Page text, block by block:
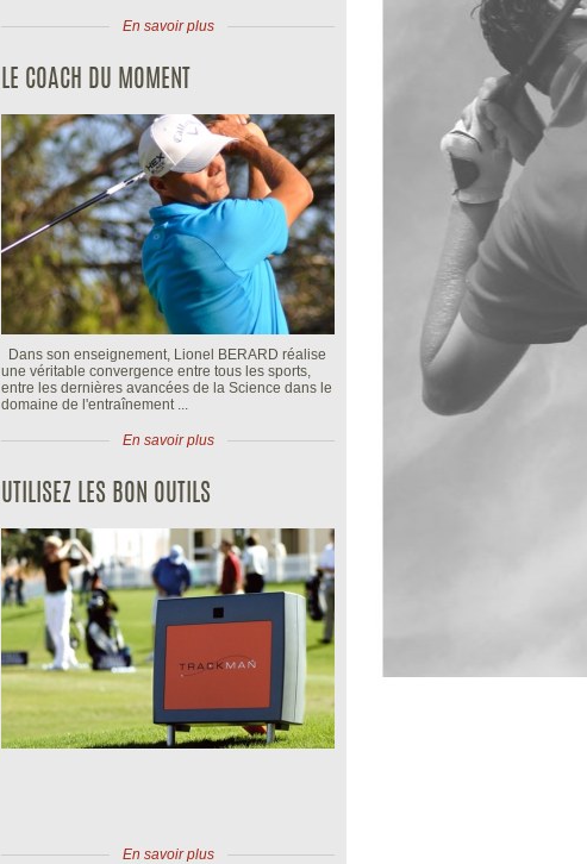
En savoir plus
LE COACH DU MOMENT
Dans son enseignement, Lionel BERARD réalise
une véritable convergence entre tous les sports,
entre les dernières avancées de la Science dans le
domaine de l'entraînement ...
En savoir plus
UTILISEZ LES BON OUTILS
En savoir plus